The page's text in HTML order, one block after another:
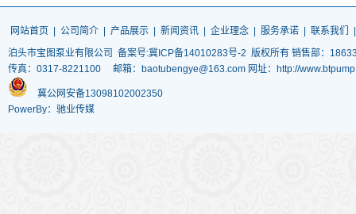
网站首页 公司简介 产品展示 新闻资讯 企业理念 服务承诺 联系我们
泊头市宝图泵业有限公司
备案号:冀ICP备14010283号-2 版权所有 销售部：
传真：0317-8221100 邮箱：baotubengye@163.com 网址：http://
冀公网安备13098102002350
PowerBy：驰业传媒